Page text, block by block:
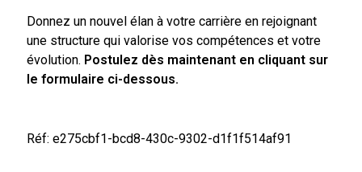
Donnez un nouvel élan à votre carrière en rejoignant
une structure qui valorise vos compétences et votre
évolution. Postulez dès maintenant en cliquant sur
le formulaire ci-dessous.
Réf: e275cbf1-bcd8-430c-9302-d1f1f514af91